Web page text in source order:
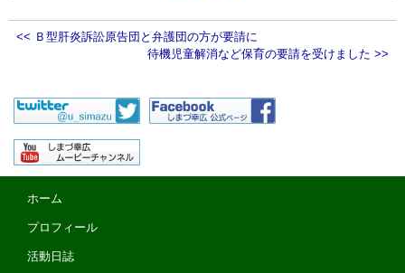
<< Ｂ型肝炎訴訟原告団と弁護団の方が要請に
待機児童解消など保育の要請を受けました >>
ホーム
プロフィール
活動日誌